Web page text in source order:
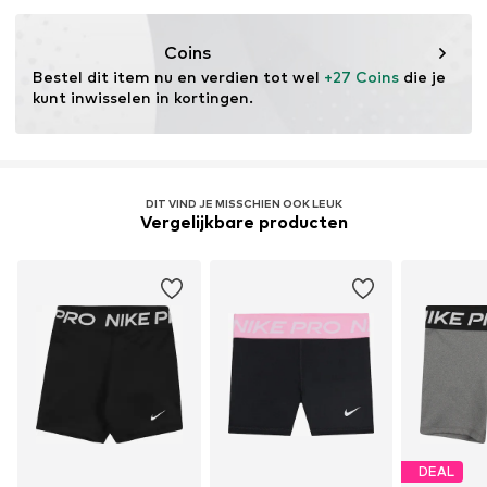
Technologie: Dri-FIT
Coins
Bestel dit item nu en verdien tot wel +27 Coins die je
kunt inwisselen in kortingen.
DIT VIND JE MISSCHIEN OOK LEUK
Vergelijkbare producten
DEAL